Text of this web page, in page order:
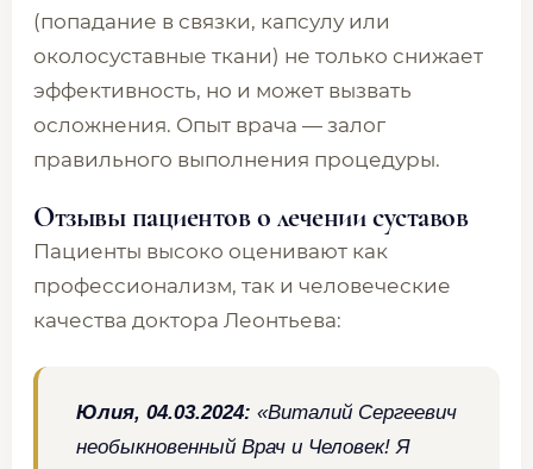
(попадание в связки, капсулу или
околосуставные ткани) не только снижает
эффективность, но и может вызвать
осложнения. Опыт врача — залог
правильного выполнения процедуры.
Отзывы пациентов о лечении суставов
Пациенты высоко оценивают как
профессионализм, так и человеческие
качества доктора Леонтьева:
Юлия, 04.03.2024: «Виталий Сергеевич
необыкновенный Врач и Человек! Я